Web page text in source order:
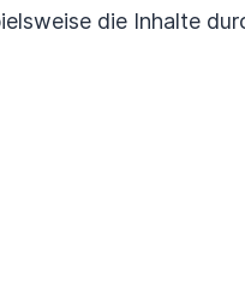
die Inhalte